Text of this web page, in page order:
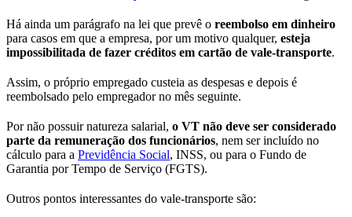
Há ainda um parágrafo na lei que prevê o reembolso em dinheiro
para casos em que a empresa, por um motivo qualquer, esteja
impossibilitada de fazer créditos em cartão de vale-transporte.
Assim, o próprio empregado custeia as despesas e depois é
reembolsado pelo empregador no mês seguinte.
Por não possuir natureza salarial, o VT não deve ser considerado
parte da remuneração dos funcionários, nem ser incluído no
cálculo para a Previdência Social, INSS, ou para o Fundo de
Garantia por Tempo de Serviço (FGTS).
Outros pontos interessantes do vale-transporte são: